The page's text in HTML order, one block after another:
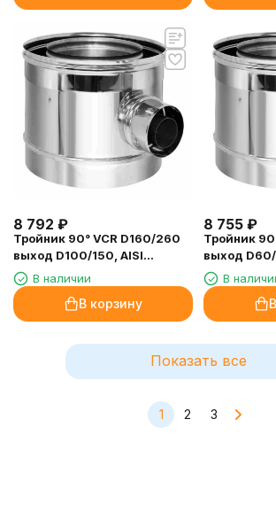
8 792 ₽
Тройник 90° VCR D160/260
выход D100/150, AISI
321/304 (Вулкан)
В наличии
В корзину
8 755 ₽
Тройник
выход D60/
(Вулкан)
В
Показать все
1 2 3